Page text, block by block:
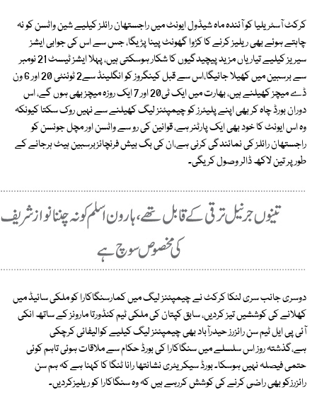
کرکٹ آسٹریلیا کو آئندہ ماہ شیڈول ایونٹ میں راجستھان رائلز کیلیے شین واٹسن کو نہ
چاہتے ہوئے بھی ریلیز کرنے کا کڑوا گھونٹ پینا پڑیگا، جس سے اس کی جوابی ایشز
سیریز کیلیے تیاریاں مزید پیچیدگیوں کا شکار ہوسکتی ہیں، پہلا ایشز ٹیسٹ 21 نومبر
سے برسبین میں کھیلا جائیگا،اس سے قبل کینگروز کو انگلینڈ سے2 ٹوئنٹی 20 اور 6 ون
ڈے میچز کھیلنے ہیں، بھارت میں ایک ٹی20 اور 7 ایک روزہ میچز بھی ہوں گے، اس
دوران بورڈ چاہ کر بھی اپنے پلیئرز کو چیمپئنز لیگ کھیلنے سے نہیں روک سکتا کیونکہ
وہ اس ایونٹ کا خود بھی ایک پارٹنر ہے، قوانین کی رو سے واٹسن اور مچل جونسن کو
راجستھان رائلز کی نمائندگی کرنی ہے،ان کی بگ بیش فرنچائزبرسبین ہیٹ ہرجانے کے
طور پر تین لاکھ ڈالر وصول کریگی۔
دوسری جانب سری لنکا کرکٹ نے چیمپئنز لیگ میں کمارسنگاکارا کو ملکی سائیڈ میں
کھلانے کی کوششیں تیز کردیں، سابق کپتان کی ملکی ٹیم کنڈورتا مارونز کے ساتھ انکی
آئی پی ایل ٹیم سن رائزرز حیدرآباد بھی چیمپئنز لیگ کیلیے کوالیفائی کرچکی
ہے،گذشتہ روز اس سلسلے میں سنگاکارا کی بورڈ حکام سے ملاقات ہوئی تاہم کوئی
حتمی فیصلہ نہیں ہوسکا۔ بورڈ سیکریٹری نشانتھا رانا ٹنگا کا کہنا ہے کہ ہم سن
رائزرزکو بھی راضی کرنے کی کوشش کررہے ہیں کہ وہ سنگاکارا کو ریلیزکردیں۔